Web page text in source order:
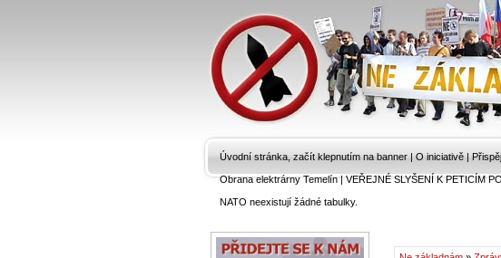
Úvodní stránka, začít klepnutím na banner | O iniciativě |
Obrana elektrárny Temelín|VEŘEJNÉ SLYŠENÍ K PETICÍM
NATO neexistují žádné tabulky.